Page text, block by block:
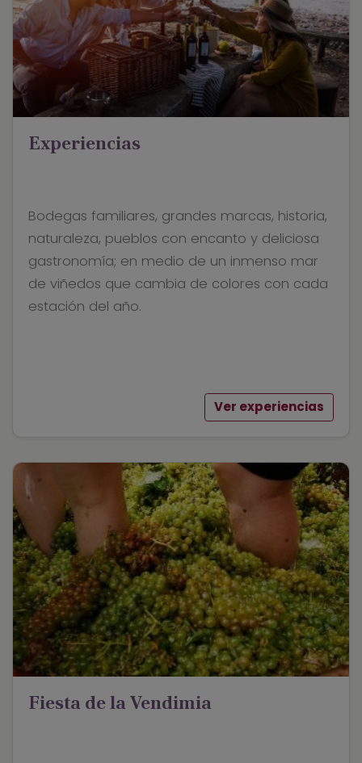
Experiencias
Bodegas familiares, grandes marcas, historia,
naturaleza, pueblos con encanto y deliciosa
gastronomía; en medio de un inmenso mar
de viñedos que cambia de colores con cada
estación del año.
Ver experiencias
Fiesta de la Vendimia